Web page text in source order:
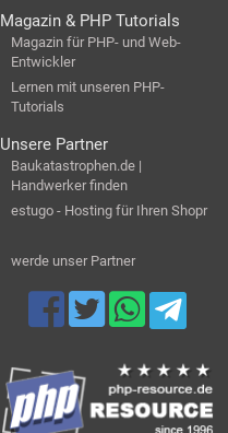
Magazin & PHP Tutorials
Magazin für PHP- und Web-
Entwickler
Lernen mit unseren PHP-
Tutorials
Unsere Partner
Baukatastrophen.de |
Handwerker finden
estugo - Hosting für Ihren Shopr
werde unser Partner